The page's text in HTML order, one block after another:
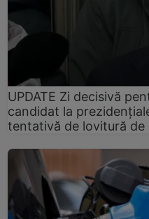
UPDATE Zi decisivă
candidat la
tentativă de lovitură de